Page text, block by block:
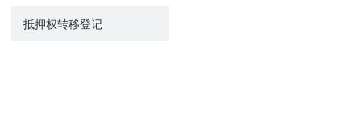
抵押权转移登记